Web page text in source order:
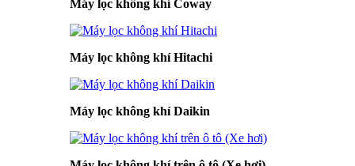
Máy lọc không khí Coway
Máy lọc không khí Hitachi
Máy lọc không khí Daikin